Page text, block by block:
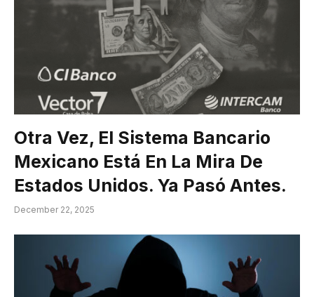
Otra Vez, El Sistema Bancario
Mexicano Está En La Mira De
Estados Unidos. Ya Pasó Antes.
December 22, 2025